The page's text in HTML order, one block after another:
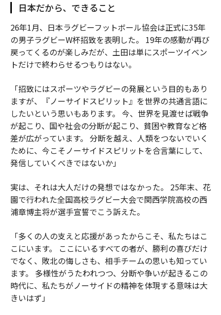
日本だから、できること
26年1月、日本ラグビーフットボール協会は正式に35年
の男子ラグビーW杯招致を表明した。 19年の感動が再び
戻ってくるのが楽しみだが、土田は単にスポーツイベン
トだけで終わらせるつもりはない。
「招致にはスポーツやラグビーの発展という目的もあり
ますが、『ノーサイドスピリット』を世界の共通言語に
したいという思いもあります。 今、世界を見渡せば戦争
が起こり、国や社会の分断が起こり、貧困や教育など格
差が広がっています。 分断を越え、人類をつないでいく
ために、今こそノーサイドスピリットを合言葉にして、
発信していくべきではないか」
実は、それは大人だけの発想ではなかった。 25年末、花
園で行われた全国高校ラグビー大会で関西学院高校の西
浦章博主将が選手宣誓でこう訴えた。
「多くの人の支えと応援があったからこそ、私たちはこ
こにいます。 ここにいるすべての者が、勝利の喜びだけ
でなく、敗北の悔しさも、相手チームの思いも知ってい
ます。 多様性がうたわれつつ、分断や争いが起きるこの
時代に、私たちがノーサイドの精神を体現する意味は大
きいはず」